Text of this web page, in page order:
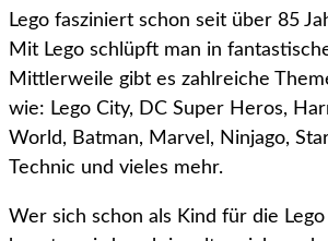
Lego fasziniert schon seit über 85
Mit Lego schlüpft man in
Mittlerweile gibt es zahlreiche
wie: Lego City, DC Super Heros,
World, Batman, Marvel, Ninjago,
Technic und vieles mehr.
Wer sich schon als Kind für die